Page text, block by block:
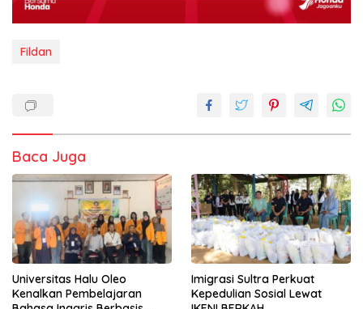
Fildan
Baca Juga
Universitas Halu Oleo
Kenalkan Pembelajaran
Imigrasi Sultra Perkuat
Kepedulian Sosial Lewat